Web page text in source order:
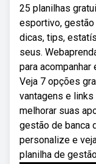
25 planilhas
esportivo, gestão
dicas, tips,
seus.
para
Veja 7 opções
vantagens e links
melhorar suas
gestão de banca
personalize e
planilha de